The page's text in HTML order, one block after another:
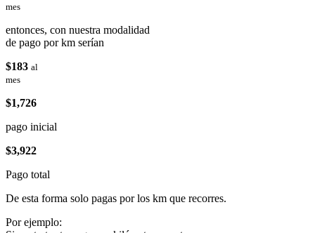
mes
entonces, con nuestra modalidad
de pago por km serían
$183 al
mes
$1,726
pago inicial
$3,922
Pago total
De esta forma solo pagas por los km que recorres.
Por ejemplo: